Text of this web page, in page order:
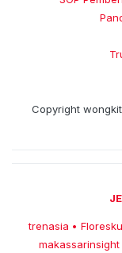
Copyright
trenasia • Floresku
makassarinsight